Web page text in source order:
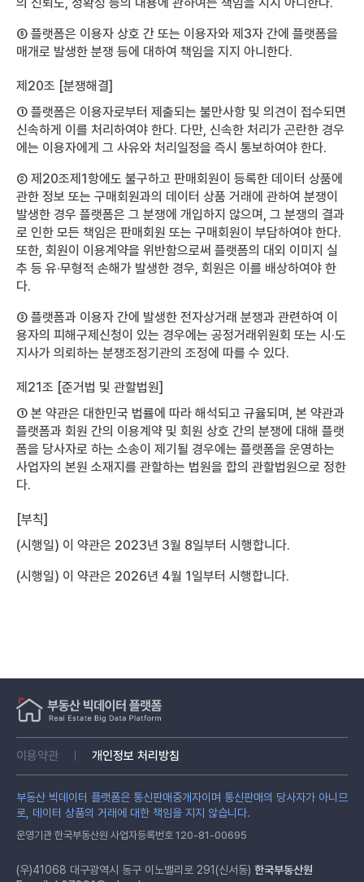
⑤ 플랫폼은 이용자 상호 간 또는 이용자와 제3자 간에 플랫폼을
매개로 발생한 분쟁 등에 대하여 책임을 지지 아니한다.
제20조 [분쟁해결]
① 플랫폼은 이용자로부터 제출되는 불만사항 및 의견이 접수되면
신속하게 이를 처리하여야 한다. 다만, 신속한 처리가 곤란한 경우
에는 이용자에게 그 사유와 처리일정을 즉시 통보하여야 한다.
② 제20조제1항에도 불구하고 판매회원이 등록한 데이터 상품에
관한 정보 또는 구매회원과의 데이터 상품 거래에 관하여 분쟁이
발생한 경우 플랫폼은 그 분쟁에 개입하지 않으며, 그 분쟁의 결과
로 인한 모든 책임은 판매회원 또는 구매회원이 부담하여야 한다.
또한, 회원이 이용계약을 위반함으로써 플랫폼의 대외 이미지 실
추 등 유·무형적 손해가 발생한 경우, 회원은 이를 배상하여야 한
다.
③ 플랫폼과 이용자 간에 발생한 전자상거래 분쟁과 관련하여 이
용자의 피해구제신청이 있는 경우에는 공정거래위원회 또는 시·도
지사가 의뢰하는 분쟁조정기관의 조정에 따를 수 있다.
제21조 [준거법 및 관할법원]
① 본 약관은 대한민국 법률에 따라 해석되고 규율되며, 본 약관과
플랫폼과 회원 간의 이용계약 및 회원 상호 간의 분쟁에 대해 플랫
폼을 당사자로 하는 소송이 제기될 경우에는 플랫폼을 운영하는
사업자의 본원 소재지를 관할하는 법원을 합의 관할법원으로 정한
다.
[부칙]
(시행일) 이 약관은 2023년 3월 8일부터 시행합니다.
(시행일) 이 약관은 2026년 4월 1일부터 시행합니다.
이용약관 개인정보 처리방침
부동산 빅데이터 플랫폼은 통신판매중개자이며 통신판매의 당사자가 아니므
로, 데이터 상품의 거래에 대한 책임을 지지 않습니다.
운영기관 한국부동산원 사업자등록번호 120-81-00695
(우)41068 대구광역시 동구 이노밸리로 291(신서동) 한국부동산원